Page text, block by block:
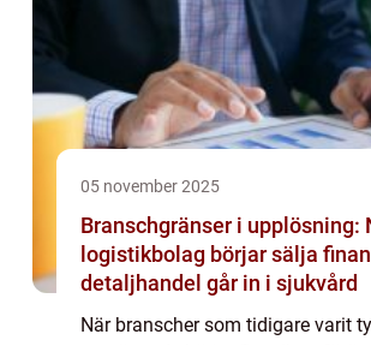
05 november 2025
Branschgränser i upplösning:
logistikbolag börjar sälja
detaljhandel går in i sjukvård
När branscher som tidigare varit